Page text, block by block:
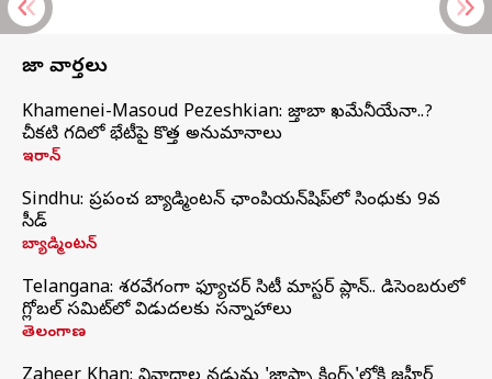
తాజా వార్తలు
Khamenei-Masoud Pezeshkian: మొజ్తాబా ఖమేనీయేనా..?
చీకటి గదిలో భేటీపై కొత్త అనుమానాలు
ఇరాన్
Sindhu: ప్రపంచ బ్యాడ్మింటన్‌ ఛాంపియన్‌షిప్‌లో సింధుకు 9వ
సీడ్
బ్యాడ్మింటన్
Telangana: శరవేగంగా ఫ్యూచర్ సిటీ మాస్టర్ ప్లాన్.. డిసెంబరులో
గ్లోబల్‌ సమిట్‌లో విడుదలకు సన్నాహాలు
తెలంగాణ